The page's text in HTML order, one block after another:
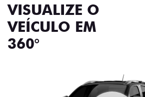
VISUALIZE O
VEÍCULO EM
360°